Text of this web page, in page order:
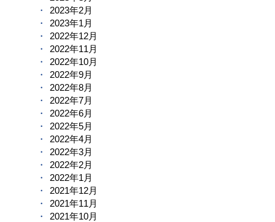
2023年2月
2023年1月
2022年12月
2022年11月
2022年10月
2022年9月
2022年8月
2022年7月
2022年6月
2022年5月
2022年4月
2022年3月
2022年2月
2022年1月
2021年12月
2021年11月
2021年10月